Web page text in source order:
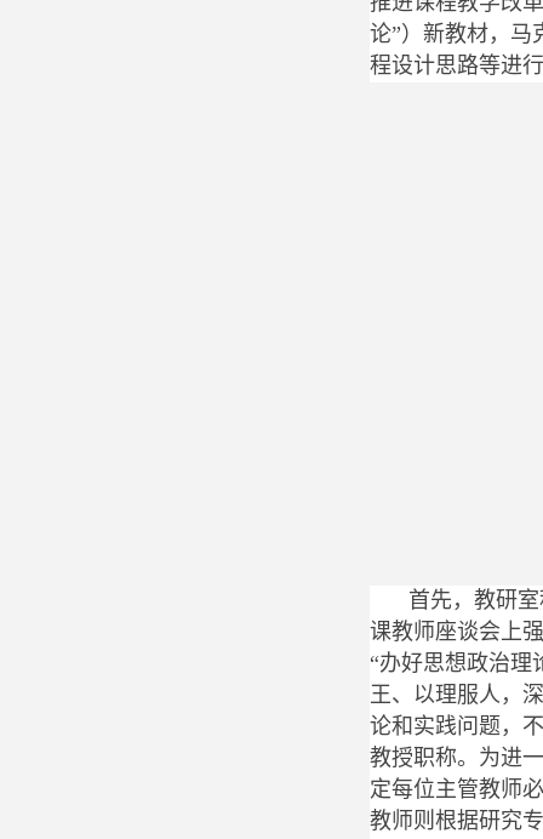
论”）新教材，马
程设计思路等进
首先，教研
课教师座谈会上
“办好思想政治理
王、以理服人，
论和实践问题，
教授职称。为进
定每位主管教师
教师则根据研究